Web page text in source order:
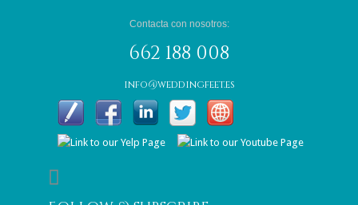
Contacta con nosotros:
662 188 008
info@weddingfeet.es
